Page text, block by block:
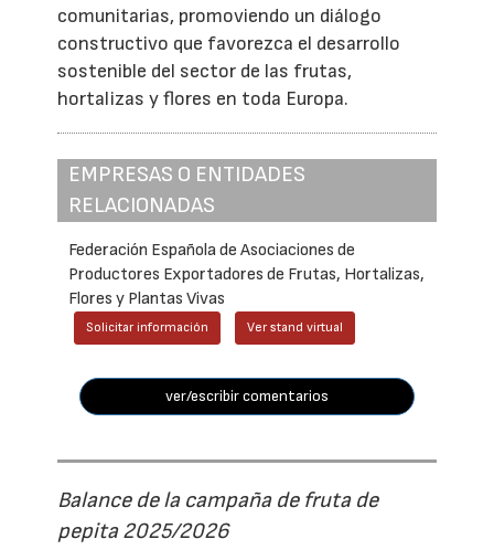
comunitarias, promoviendo un diálogo
constructivo que favorezca el desarrollo
sostenible del sector de las frutas,
hortalizas y flores en toda Europa.
EMPRESAS O ENTIDADES
RELACIONADAS
Federación Española de Asociaciones de
Productores Exportadores de Frutas, Hortalizas,
Flores y Plantas Vivas
Solicitar información Ver stand virtual
ver/escribir comentarios
Balance de la campaña de fruta de
pepita 2025/2026